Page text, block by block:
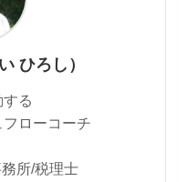
ひろし）
る
ローコーチ
所/税理士